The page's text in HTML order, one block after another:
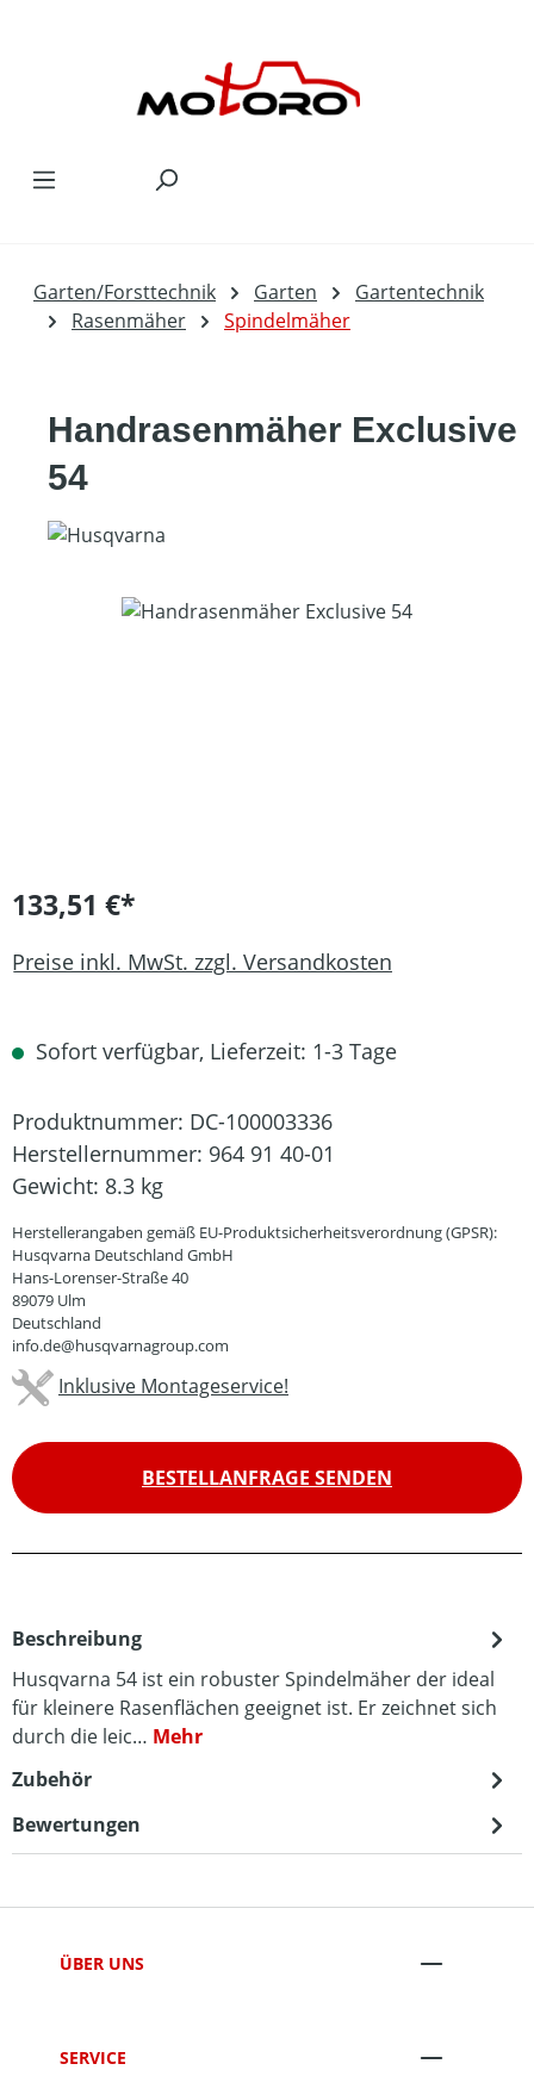
Garten/Forsttechnik Garten
Gartentechnik
Rasenmäher
Spindelmäher
Handrasenmäher Exclusive
54
Bildergalerie überspringen
133,51 €*
Preise inkl. MwSt. zzgl. Versandkosten
Sofort verfügbar, Lieferzeit: 1-3 Tage
Produktnummer: DC-100003336
Herstellernummer: 964 91 40-01
Gewicht: 8.3 kg
Herstellerangaben gemäß EU-Produktsicherheitsverordnung (GPSR):
Husqvarna Deutschland GmbH
Hans-Lorenser-Straße 40
89079 Ulm
Deutschland
info.de@husqvarnagroup.com
Inklusive Montageservice!
BESTELLANFRAGE SENDEN
Beschreibung
Husqvarna 54 ist ein robuster Spindelmäher der ideal
für kleinere Rasenflächen geeignet ist. Er zeichnet sich
durch die leic… Mehr
Zubehör
Bewertungen
ÜBER UNS
SERVICE